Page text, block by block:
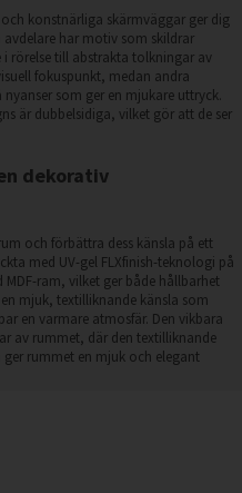
konstnärliga skärmväggar ger dig
har motiv som skildrar
rörelse till abstrakta tolkningar av
fokuspunkt, medan andra
som ger en mjukare uttryck.
är dubbelsidiga, vilket gör att de ser
dekorativ
och förbättra dess känsla på ett
med UV-gel FLXfinish-teknologi på
ram, vilket ger både hållbarhet
mjuk, textilliknande känsla som
en varmare atmosfär. Den vikbara
av rummet, där den textilliknande
rummet en mjuk och elegant